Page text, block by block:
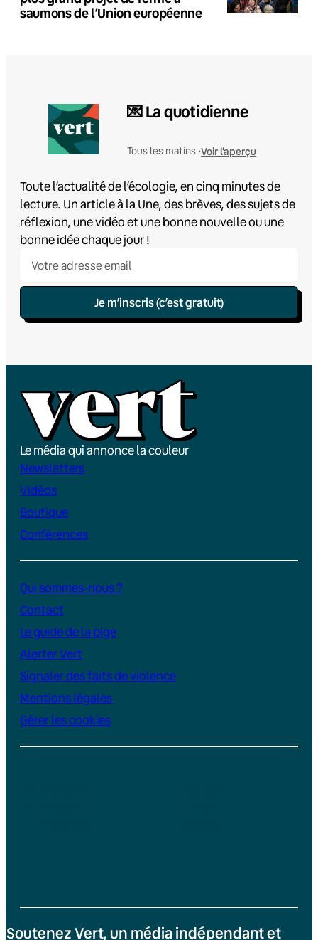
saumons de l’Union européenne
💌 La quotidienne
Tous les matins •Voir l'aperçu
Toute l’actualité de l’écologie, en cinq minutes de
lecture. Un article à la Une, des brèves, des sujets de
réflexion, une vidéo et une bonne nouvelle ou une
bonne idée chaque jour !
Je m’inscris (c’est gratuit)
Le média qui annonce la couleur
Newsletters
Vidéos
Boutique
Conférences
Qui sommes-nous ?
Contact
Le guide de la pige
Alerter Vert
Signaler des faits de violence
Mentions légales
Gérer les cookies
Soutenez Vert, un média indépendant et